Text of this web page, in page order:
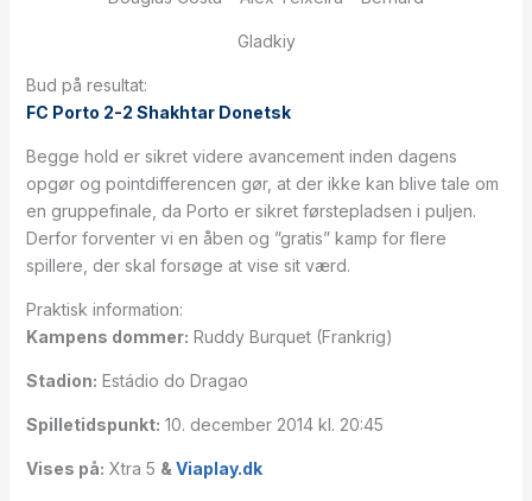
Gladkiy
Bud på resultat:
FC Porto 2-2 Shakhtar Donetsk
Begge hold er sikret videre avancement inden dagens
opgør og pointdifferencen gør, at der ikke kan blive tale om
en gruppefinale, da Porto er sikret førstepladsen i puljen.
Derfor forventer vi en åben og ”gratis” kamp for flere
spillere, der skal forsøge at vise sit værd.
Praktisk information:
Kampens dommer: Ruddy Burquet (Frankrig)
Stadion: Estádio do Dragao
Spilletidspunkt: 10. december 2014 kl. 20:45
Vises på: Xtra 5 & Viaplay.dk